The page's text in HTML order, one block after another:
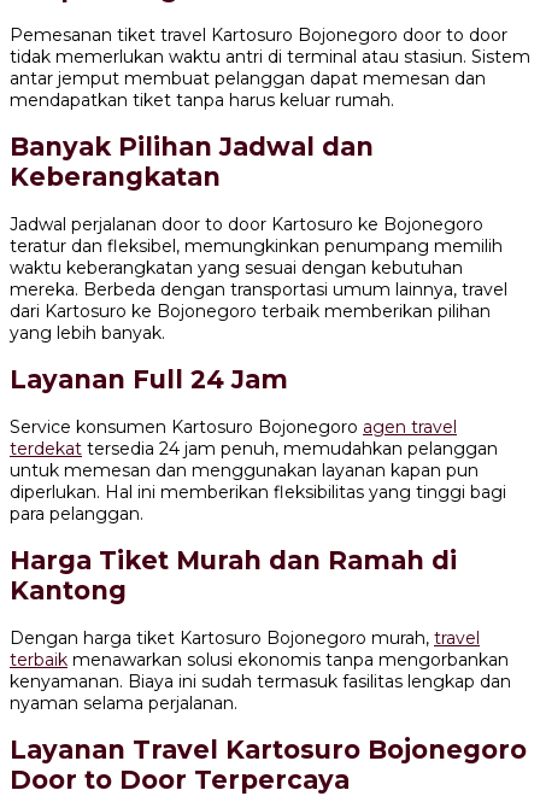
Pemesanan tiket travel Kartosuro Bojonegoro door to door
tidak memerlukan waktu antri di terminal atau stasiun. Sistem
antar jemput membuat pelanggan dapat memesan dan
mendapatkan tiket tanpa harus keluar rumah.
Banyak Pilihan Jadwal dan
Keberangkatan
Jadwal perjalanan door to door Kartosuro ke Bojonegoro
teratur dan fleksibel, memungkinkan penumpang memilih
waktu keberangkatan yang sesuai dengan kebutuhan
mereka. Berbeda dengan transportasi umum lainnya, travel
dari Kartosuro ke Bojonegoro terbaik memberikan pilihan
yang lebih banyak.
Layanan Full 24 Jam
Service konsumen Kartosuro Bojonegoro agen travel
terdekat tersedia 24 jam penuh, memudahkan pelanggan
untuk memesan dan menggunakan layanan kapan pun
diperlukan. Hal ini memberikan fleksibilitas yang tinggi bagi
para pelanggan.
Harga Tiket Murah dan Ramah di
Kantong
Dengan harga tiket Kartosuro Bojonegoro murah, travel
terbaik menawarkan solusi ekonomis tanpa mengorbankan
kenyamanan. Biaya ini sudah termasuk fasilitas lengkap dan
nyaman selama perjalanan.
Layanan Travel Kartosuro Bojonegoro
Door to Door Terpercaya